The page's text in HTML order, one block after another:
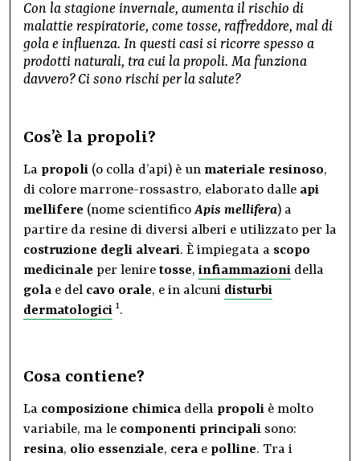
Con la stagione invernale, aumenta il rischio di
malattie respiratorie, come tosse, raffreddore, mal di
gola e influenza. In questi casi si ricorre spesso a
prodotti naturali, tra cui la propoli. Ma funziona
davvero? Ci sono rischi per la salute?
Cos’è la propoli?
La propoli (o colla d’api) è un materiale resinoso,
di colore marrone-rossastro, elaborato dalle api
mellifere (nome scientificoApis mellifera) a
partire da resine di diversi alberi e utilizzato per la
costruzione degli alveari. È impiegata a scopo
medicinale per lenire tosse, infiammazioni della
gola e del cavo orale, e in alcuni disturbi
dermatologici 1.
Cosa contiene?
La composizione chimica della propoli è molto
variabile, ma le componenti principali sono:
resina, olio essenziale, cera e polline. Tra i